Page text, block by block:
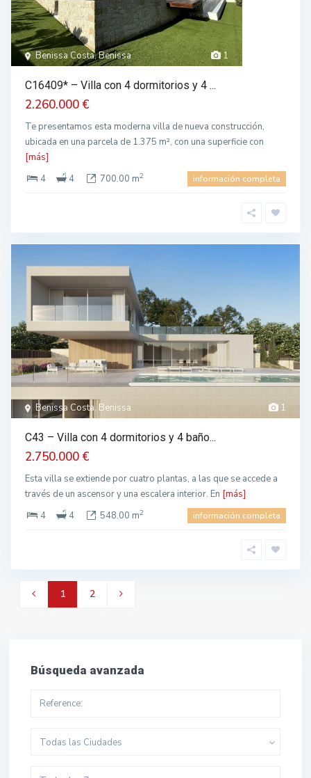
1
Benissa Costa, Benissa
C16409* – Villa con 4 dormitorios y 4 ...
2.260.000 €
Te presentamos esta moderna villa de nueva construcción,
ubicada en una parcela de 1.375 m², con una superficie con
[más]
4
4 700.00 m2 información completa
1
Benissa Costa, Benissa
C43 – Villa con 4 dormitorios y 4 baño...
2.750.000 €
Esta villa se extiende por cuatro plantas, a las que se accede a
través de un ascensor y una escalera interior. En [más]
4
4 548.00 m2 información completa
1 2
Búsqueda avanzada
Todas las Ciudades